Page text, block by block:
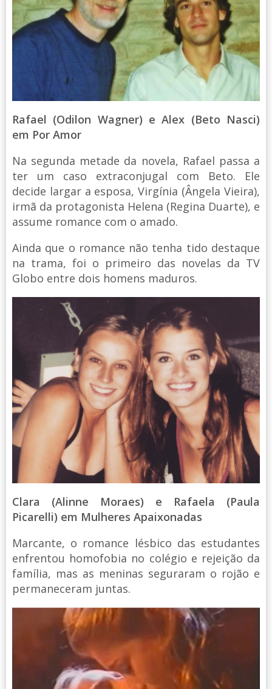
Rafael (Odilon Wagner) e Alex (Beto Nasci)
em Por Amor
Na segunda metade da novela, Rafael passa a
ter um caso extraconjugal com Beto. Ele
decide largar a esposa, Virgínia (Ângela Vieira),
irmã da protagonista Helena (Regina Duarte), e
assume romance com o amado.
Ainda que o romance não tenha tido destaque
na trama, foi o primeiro das novelas da TV
Globo entre dois homens maduros.
Clara (Alinne Moraes) e Rafaela (Paula
Picarelli) em Mulheres Apaixonadas
Marcante, o romance lésbico das estudantes
enfrentou homofobia no colégio e rejeição da
família, mas as meninas seguraram o rojão e
permaneceram juntas.